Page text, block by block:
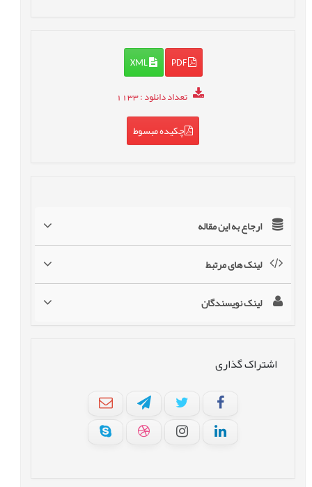
PDF
XML
تعداد دانلود: 1133
چکیده مبسوط
ارجاع به این مقاله
لینک های مرتبط
لینک نویسندگان
اشتراک گذاری